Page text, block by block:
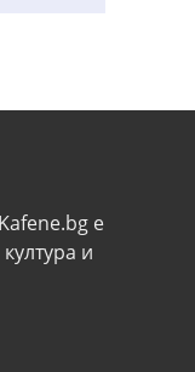
e
и